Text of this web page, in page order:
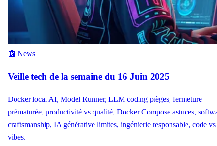
📰 News
Veille tech de la semaine du 16 Juin 2025
Docker local AI, Model Runner, LLM coding pièges, fermeture
prématurée, productivité vs qualité, Docker Compose astuces,
craftsmanship, IA générative limites, ingénierie responsable, code vs
vibes.